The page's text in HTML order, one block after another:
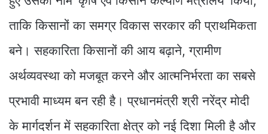
ताकि किसानों का समग्र विकास सरकार की प्राथमिकता
बने। सहकारिता किसानों की आय बढ़ाने, ग्रामीण
अर्थव्यवस्था को मजबूत करने और आत्मनिर्भरता का सबसे
प्रभावी माध्यम बन रही है। प्रधानमंत्री श्री नरेंद्र मोदी
के मार्गदर्शन में सहकारिता क्षेत्र को नई दिशा मिली है और